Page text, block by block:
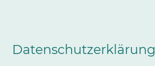
Datenschutzerklärung